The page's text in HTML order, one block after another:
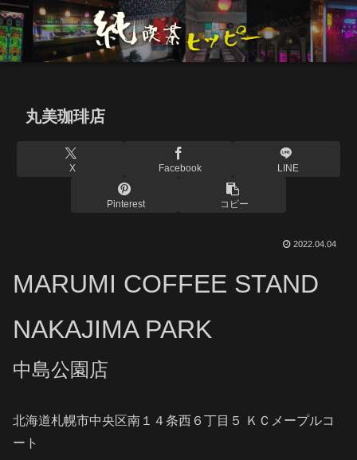
丸美珈琲店
X Facebook LINE
Pinterest コピー
2022.04.04
MARUMI COFFEE STAND
NAKAJIMA PARK
中島公園店
北海道札幌市中央区南１４条西６丁目５ ＫＣメープルコ
ート